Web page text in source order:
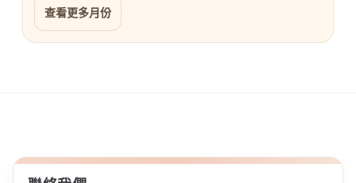
查看更多月份